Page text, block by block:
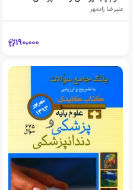
علیرضا زادمهر
190،000